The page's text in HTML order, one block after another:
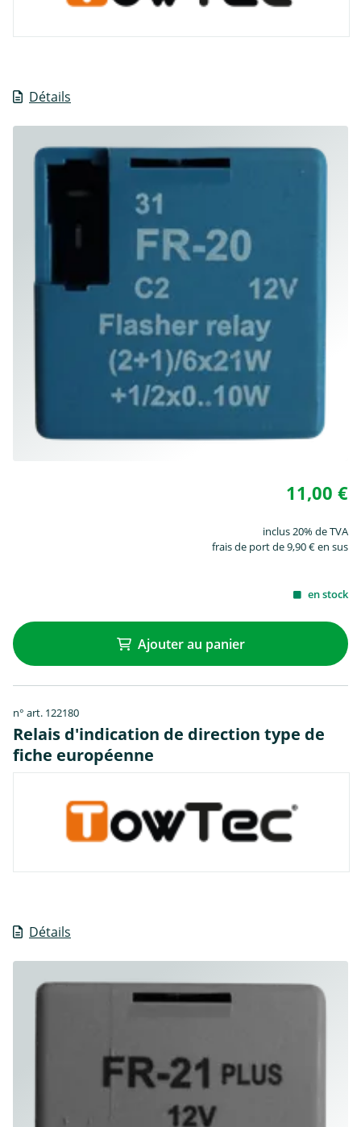
Détails
11,00 €
inclus 20% de TVA
frais de port de 9,90 € en sus
en stock
Ajouter au panier
n° art. 122180
Relais d'indication de direction type de
fiche européenne
Détails